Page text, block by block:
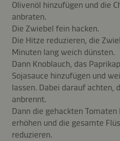
Olivenöl hinzufügen und die
anbraten.
Die Zwiebel fein hacken.
Die Hitze reduzieren, die
Minuten lang weich dünsten.
Dann Knoblauch, das
Sojasauce hinzufügen und
lassen. Dabei darauf achten,
anbrennt.
Dann die gehackten
erhöhen und die gesamte
reduzieren.